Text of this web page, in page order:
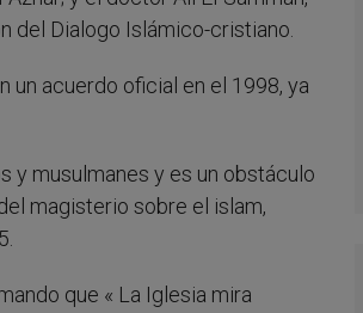
del Dialogo Islámico-cristiano.
un acuerdo oficial en el 1998, ya
y musulmanes y es un obstáculo
magisterio sobre el islam,
que « La Iglesia mira